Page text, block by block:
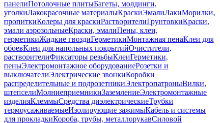
панелиПотолочные плитыБагеты, молдинги,
уголкиЛакокрасочные материалыКраскиЭмалиЛакиМорилки,
пропиткиКолеры для краскиРастворителиГрунтовкиКраски,
эмали аэрозольныеКраски, эмалиПены, клеи,
герметикиЖидкие гвоздиГерметикиМонтажная пенаКлеи для
обоевКлеи для напольных покрытийОчистители,
растворителиФиксаторы резьбыКлеиГерметики,
пеныЭлектромонтажное оборудованиеРозетки и
выключателиЭлектрические звонкиКоробки
распределительные и подрозетникиЭлектропатроныВилки,
штепселиМолниеприемникиЗаземлениеЭлектромонтажные
изделияКлеммыСредства диэлектрическиеТрубки
термоусаживаемыеИзолирующие зажимыКабель и системы
для прокладкиКороба, трубы, металлорукавСиловой